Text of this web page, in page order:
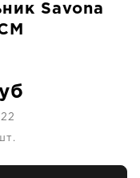
Savona